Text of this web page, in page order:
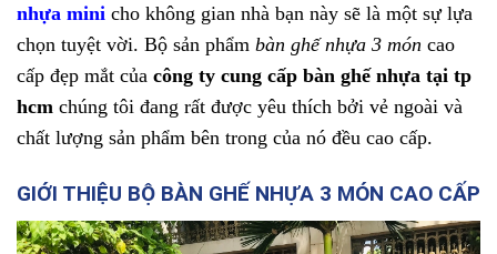
nhựa mini cho không gian nhà bạn này sẽ là một sự lựa
chọn tuyệt vời. Bộ sản phẩm bàn ghế nhựa 3 món cao
cấp đẹp mắt của công ty cung cấp bàn ghế nhựa tại tp
hcm chúng tôi đang rất được yêu thích bởi vẻ ngoài và
chất lượng sản phẩm bên trong của nó đều cao cấp.
GIỚI THIỆU BỘ BÀN GHẾ NHỰA 3 MÓN CAO CẤP